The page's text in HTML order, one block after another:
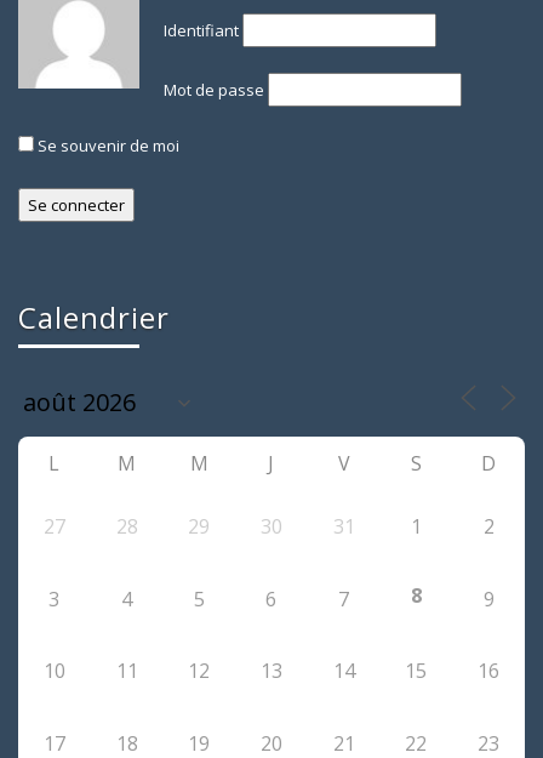
Identifiant
Mot de passe
Se souvenir de moi
Calendrier
L M M J V S D
27 28 29 30 31 1 2
3 4 5 6 7 8 9
10 11 12 13 14 15 16
17 18 19 20 21 22 23